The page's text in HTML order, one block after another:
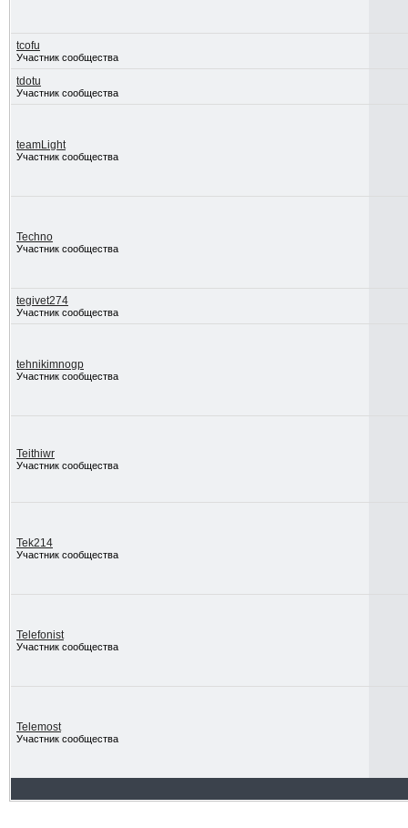
tcofu
Участник сообщества
tdotu
Участник сообщества
teamLight
Участник сообщества
Techno
Участник сообщества
tegivet274
Участник сообщества
tehnikimnogp
Участник сообщества
Teithiwr
Участник сообщества
Tek214
Участник сообщества
Telefonist
Участник сообщества
Telemost
Участник сообщества